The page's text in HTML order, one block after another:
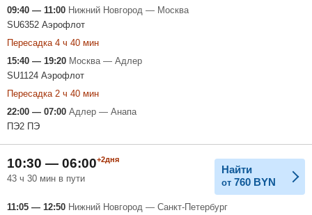
09:40 — 11:00 Нижний Новгород — Москва
SU6352 Аэрофлот
Пересадка 4 ч 40 мин
15:40 — 19:20 Москва — Адлер
SU1124 Аэрофлот
Пересадка 2 ч 40 мин
22:00 — 07:00 Адлер — Анапа
ПЭ2 ПЭ
10:30 — 06:00+2дня
43 ч 30 мин в пути
Найти
от 760 BYN
11:05 — 12:50 Нижний Новгород — Санкт-Петербург